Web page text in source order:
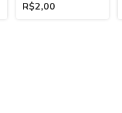
R$2,00